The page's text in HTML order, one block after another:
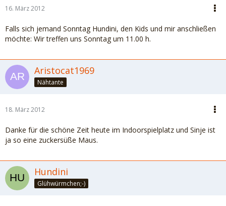
16. März 2012
Falls sich jemand Sonntag Hundini, den Kids und mir anschließen
möchte: Wir treffen uns Sonntag um 11.00 h.
Aristocat1969
Nähtante
18. März 2012
Danke für die schöne Zeit heute im Indoorspielplatz und Sinje ist
ja so eine zuckersüße Maus.
Hundini
Glühwürmchen;-)